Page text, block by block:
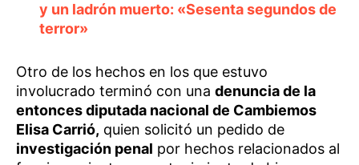
y un ladrón muerto: «Sesenta segundos de
terror»
Otro de los hechos en los que estuvo
involucrado terminó con una denuncia de la
entonces diputada nacional de Cambiemos
Elisa Carrió, quien solicitó un pedido de
investigación penal por hechos relacionados al